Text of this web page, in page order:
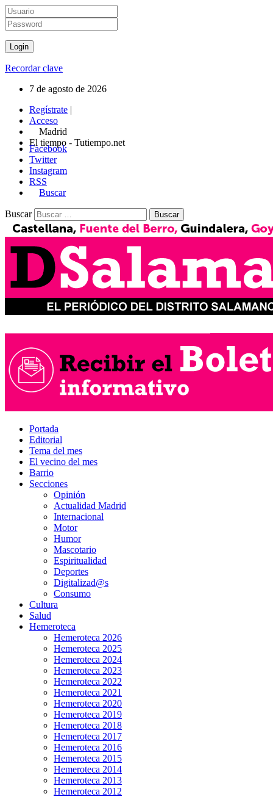
Recordar clave
7 de agosto de 2026
Regístrate |
Acceso
Madrid
El tiempo - Tutiempo.net
Facebook
Twitter
Instagram
RSS
Buscar
Buscar
Portada
Editorial
Tema del mes
El vecino del mes
Barrio
Secciones
Opinión
Actualidad Madrid
Internacional
Motor
Humor
Mascotario
Espiritualidad
Deportes
Digitalizad@s
Consumo
Cultura
Salud
Hemeroteca
Hemeroteca 2026
Hemeroteca 2025
Hemeroteca 2024
Hemeroteca 2023
Hemeroteca 2022
Hemeroteca 2021
Hemeroteca 2020
Hemeroteca 2019
Hemeroteca 2018
Hemeroteca 2017
Hemeroteca 2016
Hemeroteca 2015
Hemeroteca 2014
Hemeroteca 2013
Hemeroteca 2012